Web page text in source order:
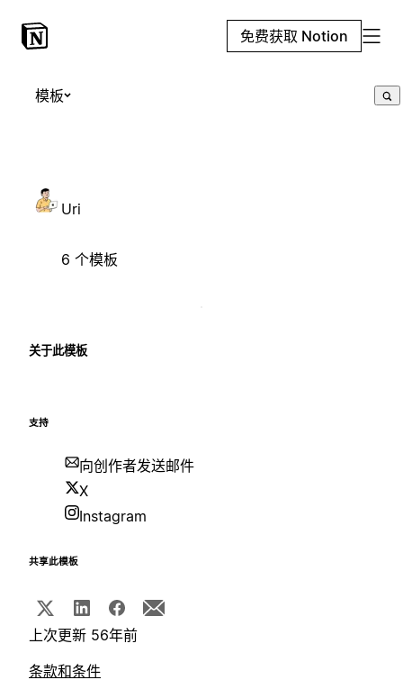
免费获取 Notion
模板
Uri
6 个模板
关于此模板
支持
向创作者发送邮件
X
Instagram
共享此模板
上次更新 56年前
条款和条件